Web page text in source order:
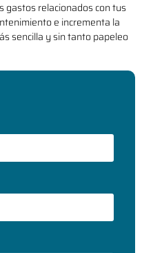
gastos relacionados con tus
e incrementa la
sencilla y sin tanto papeleo